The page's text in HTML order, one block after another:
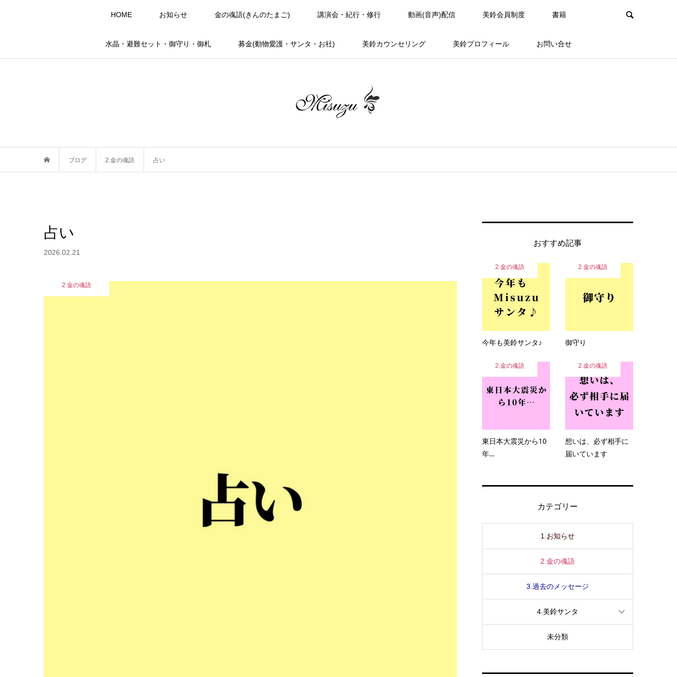
HOME お知らせ 金の魂語(きんのたまご) 講演会・紀行・修行 動画(音声)配信 美鈴会員制度 書籍
水晶・避難セット・御守り・御札 募金(動物愛護・サンタ・お社) 美鈴カウンセリング 美鈴プロフィール お問い合せ
ブログ 2.金の魂語 占い
占い
2026.02.21
2.金の魂語
おすすめ記事
2.金の魂語
今年も美鈴サンタ♪
2.金の魂語
御守り
2.金の魂語
東日本大震災から10
年…
2.金の魂語
想いは、必ず相手に
届いています
カテゴリー
1.お知らせ
2.金の魂語
3.過去のメッセージ
4.美鈴サンタ
未分類